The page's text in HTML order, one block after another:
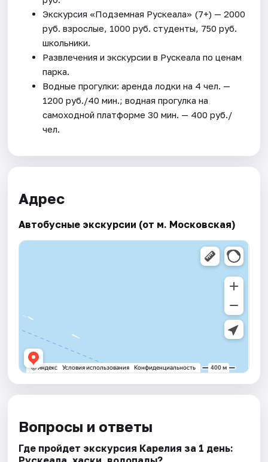
Экскурсия «Подземная Рускеала» (7+) — 2000
руб. взрослые, 1000 руб. студенты, 750 руб.
школьники.
Развлечения и экскурсии в Рускеала по ценам
парка.
Водные прогулки: аренда лодки на 4 чел. —
1200 руб./40 мин.; водная прогулка на
самоходной платформе 30 мин. — 400 руб./
чел.
Адрес
Автобусные экскурсии (от м. Московская)
Вопросы и ответы
Где пройдет экскурсия Карелия за 1 день: